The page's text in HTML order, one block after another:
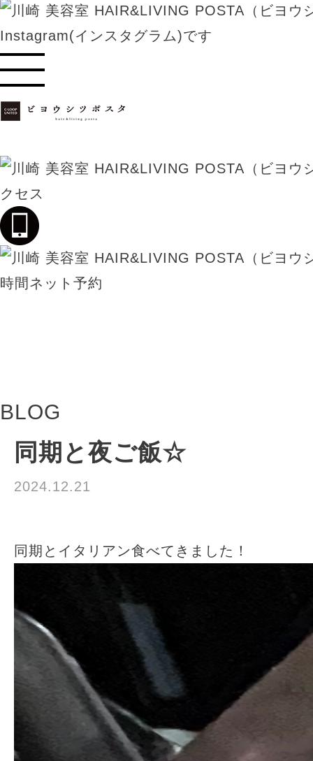
BLOG
同期と夜ご飯☆
2024.12.21
同期とイタリアン食べてきました！